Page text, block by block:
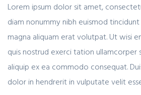
Lorem ipsum dolor sit amet,
diam nonummy nibh euismod
magna aliquam erat volutpat. Ut wisi
quis nostrud exerci tation ullamcorper
aliquip ex ea commodo consequat.
dolor in hendrerit in vulputate velit